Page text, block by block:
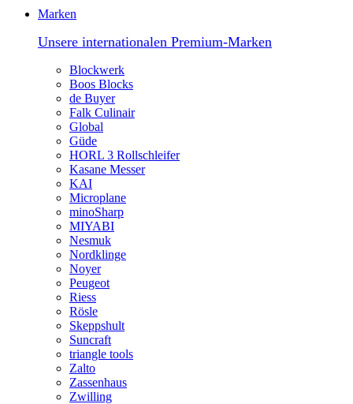
Marken
Unsere internationalen Premium-Marken
Blockwerk
Boos Blocks
de Buyer
Falk Culinair
Global
Güde
HORL 3 Rollschleifer
Kasane Messer
KAI
Microplane
minoSharp
MIYABI
Nesmuk
Nordklinge
Noyer
Peugeot
Riess
Rösle
Skeppshult
Suncraft
triangle tools
Zalto
Zassenhaus
Zwilling